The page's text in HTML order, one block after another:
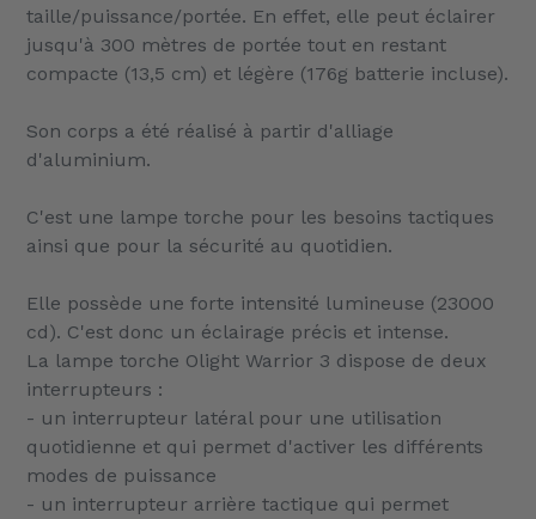
taille/puissance/portée. En effet, elle peut éclairer
jusqu'à 300 mètres de portée tout en restant
compacte (13,5 cm) et légère (176g batterie incluse).
Son corps a été réalisé à partir d'alliage
d'aluminium.
C'est une lampe torche pour les besoins tactiques
ainsi que pour la sécurité au quotidien.
Elle possède une forte intensité lumineuse (23000
cd). C'est donc un éclairage précis et intense.
La lampe torche Olight Warrior 3 dispose de deux
interrupteurs :
- un interrupteur latéral pour une utilisation
quotidienne et qui permet d'activer les différents
modes de puissance
- un interrupteur arrière tactique qui permet